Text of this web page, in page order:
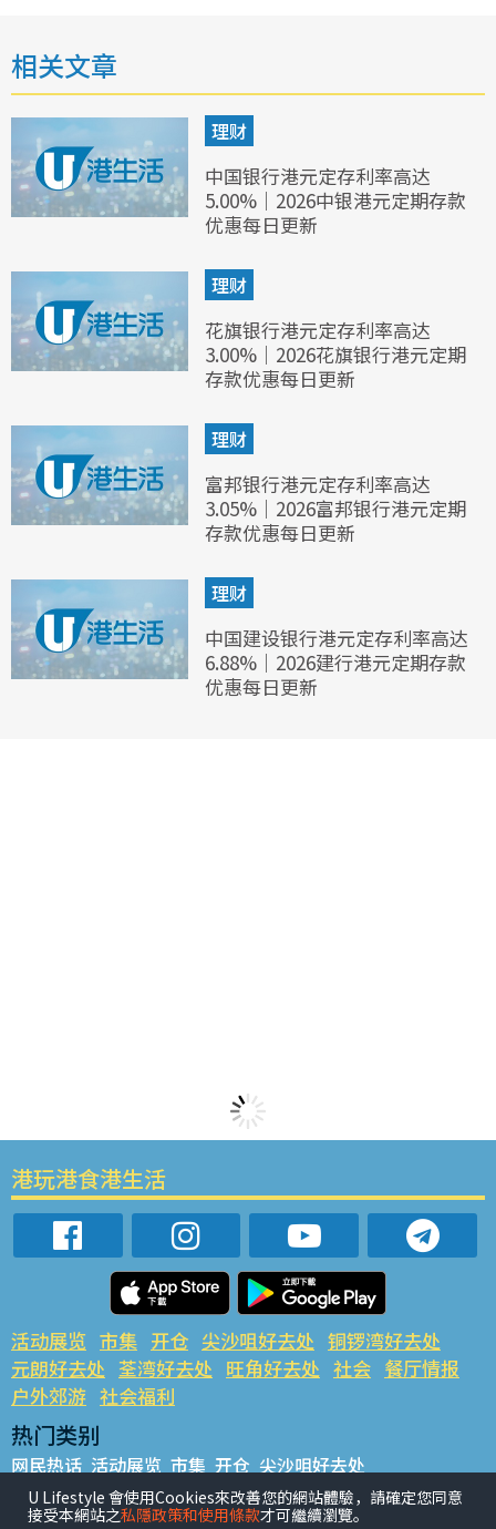
相关文章
理财
中国银行港元定存利率高达
5.00%｜2026中银港元定期存款
优惠每日更新
理财
花旗银行港元定存利率高达
3.00%｜2026花旗银行港元定期
存款优惠每日更新
理财
富邦银行港元定存利率高达
3.05%｜2026富邦银行港元定期
存款优惠每日更新
理财
中国建设银行港元定存利率高达
6.88%｜2026建行港元定期存款
优惠每日更新
港玩港食港生活
活动展览 市集 开仓 尖沙咀好去处 铜锣湾好去处
元朗好去处 荃湾好去处 旺角好去处 社会 餐厅情报
户外郊游 社会福利
热门类别
网民热话 活动展览 市集 开仓 尖沙咀好去处
铜锣湾好去处 元朗好去处 荃湾好去处 旺角好去处 社会
餐厅情报 户外郊游
U Lifestyle 會使用Cookies來改善您的網站體驗，請確定您同意
接受本網站之私隱政策和使用條款才可繼續瀏覽。